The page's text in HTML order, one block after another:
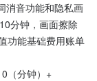
消音功能和隐私画
分钟，画面擦除
功能基础费用账单
（分钟）+